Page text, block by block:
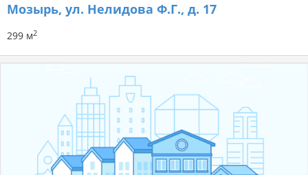
Мозырь, ул. Нелидова Ф.Г., д. 17
299 м2